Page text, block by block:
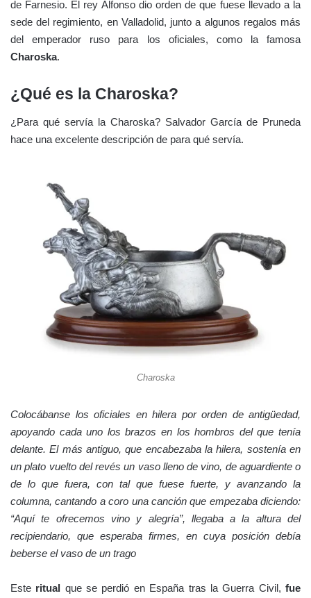
de Farnesio. El rey Alfonso dio orden de que fuese llevado a la
sede del regimiento, en Valladolid, junto a algunos regalos más
del emperador ruso para los oficiales, como la famosa
Charoska.
¿Qué es la Charoska?
¿Para qué servía la Charoska? Salvador García de Pruneda
hace una excelente descripción de para qué servía.
Charoska
Colocábanse los oficiales en hilera por orden de antigüedad,
apoyando cada uno los brazos en los hombros del que tenía
delante. El más antiguo, que encabezaba la hilera, sostenía en
un plato vuelto del revés un vaso lleno de vino, de aguardiente o
de lo que fuera, con tal que fuese fuerte, y avanzando la
columna, cantando a coro una canción que empezaba diciendo:
“Aquí te ofrecemos vino y alegría”, llegaba a la altura del
recipiendario, que esperaba firmes, en cuya posición debía
beberse el vaso de un trago
Este ritual que se perdió en España tras la Guerra Civil,fue